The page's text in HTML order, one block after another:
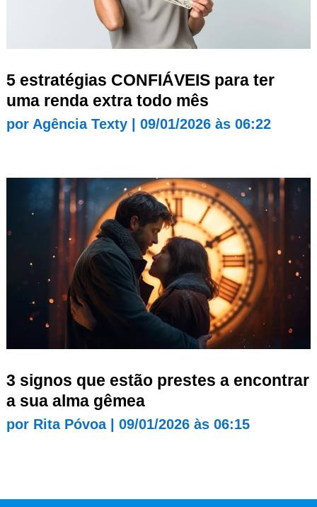
5 estratégias CONFIÁVEIS para ter
uma renda extra todo mês
por Agência Texty| 09/01/2026 às 06:22
3 signos que estão prestes a encontrar
a sua alma gêmea
por Rita Póvoa| 09/01/2026 às 06:15